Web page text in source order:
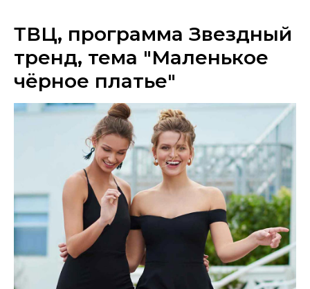
ТВЦ, программа Звездный
тренд, тема "Маленькое
чёрное платье"